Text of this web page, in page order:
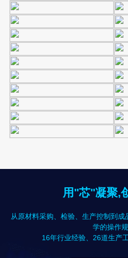
用"芯"凝聚,
从原材料采购、检验、生产控制到
学的操作
16年行业经验、26道生产